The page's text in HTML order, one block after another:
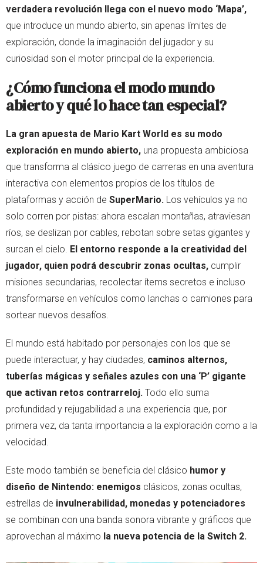
verdadera revolución llega con el nuevo modo ‘Mapa’,
que introduce un mundo abierto, sin apenas límites de
exploración, donde la imaginación del jugador y su
curiosidad son el motor principal de la experiencia.
¿Cómo funciona el modo mundo
abierto y qué lo hace tan especial?
La gran apuesta de Mario Kart World es su modo
exploración en mundo abierto, una propuesta ambiciosa
que transforma al clásico juego de carreras en una aventura
interactiva con elementos propios de los títulos de
plataformas y acción de SuperMario. Los vehículos ya no
solo corren por pistas: ahora escalan montañas, atraviesan
ríos, se deslizan por cables, rebotan sobre setas gigantes y
surcan el cielo. El entorno responde a la creatividad del
jugador, quien podrá descubrir zonas ocultas, cumplir
misiones secundarias, recolectar ítems secretos e incluso
transformarse en vehículos como lanchas o camiones para
sortear nuevos desafíos.
El mundo está habitado por personajes con los que se
puede interactuar, y hay ciudades, caminos alternos,
tuberías mágicas y señales azules con una ‘P’ gigante
que activan retos contrarreloj. Todo ello suma
profundidad y rejugabilidad a una experiencia que, por
primera vez, da tanta importancia a la exploración como a la
velocidad.
Este modo también se beneficia del clásico humor y
diseño de Nintendo: enemigos clásicos, zonas ocultas,
estrellas de invulnerabilidad, monedas y potenciadores
se combinan con una banda sonora vibrante y gráficos que
aprovechan al máximo la nueva potencia de la Switch 2.